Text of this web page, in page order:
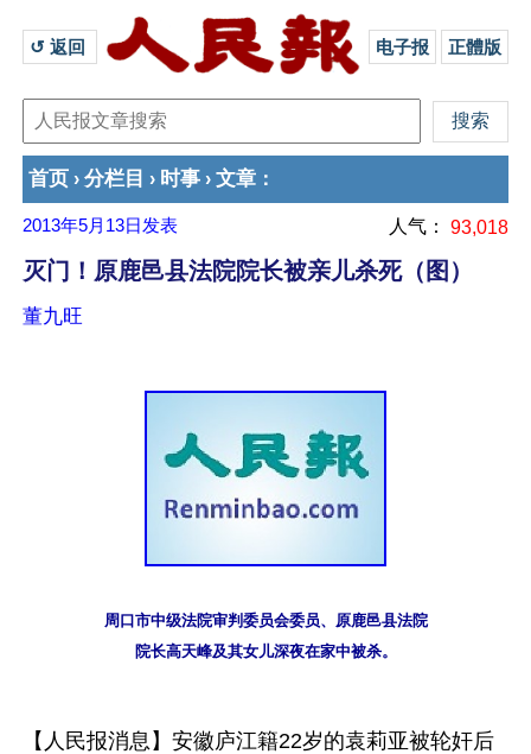
↺ 返回 电子报 正體版
首页 › 分栏目 › 时事 › 文章 ：
2013年5月13日 发表 人气： 93,018
灭门！原鹿邑县法院院长被亲儿杀死（图）
董九旺
周口市中级法院审判委员会委员、原鹿邑县法院
院长高天峰及其女儿深夜在家中被杀。
【人民报消息】安徽庐江籍22岁的袁莉亚被轮奸后